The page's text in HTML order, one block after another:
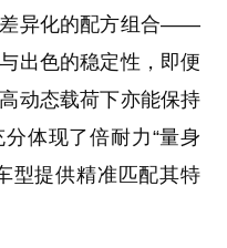
差异化的配方组合——
出色的稳定性，即便
动态载荷下亦能保持
体现了倍耐力“量身
提供精准匹配其特